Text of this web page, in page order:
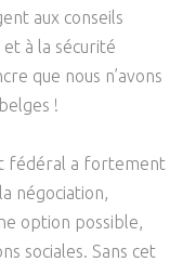
aux conseils
à la sécurité
que nous n’avons
!
fédéral a fortement
négociation,
option possible,
sociales. Sans cet